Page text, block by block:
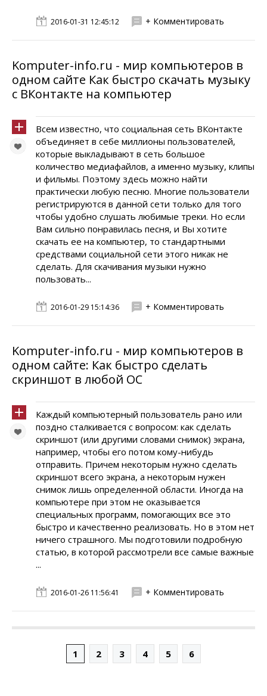
2016-01-31 12:45:12 + Комментировать
Komputer-info.ru - мир компьютеров в
одном сайте Как быстро скачать музыку
с ВКонтакте на компьютер
Всем известно, что социальная сеть ВКонтакте
объединяет в себе миллионы пользователей,
которые выкладывают в сеть большое
количество медиафайлов, а именно музыку, клипы
и фильмы. Поэтому здесь можно найти
практически любую песню. Многие пользователи
регистрируются в данной сети только для того
чтобы удобно слушать любимые треки. Но если
Вам сильно понравилась песня, и Вы хотите
скачать ее на компьютер, то стандартными
средствами социальной сети этого никак не
сделать. Для скачивания музыки нужно
пользовать...
2016-01-29 15:14:36 + Комментировать
Komputer-info.ru - мир компьютеров в
одном сайте: Как быстро сделать
скриншот в любой ОС
Каждый компьютерный пользователь рано или
поздно сталкивается с вопросом: как сделать
скриншот (или другими словами снимок) экрана,
например, чтобы его потом кому-нибудь
отправить. Причем некоторым нужно сделать
скриншот всего экрана, а некоторым нужен
снимок лишь определенной области. Иногда на
компьютере при этом не оказывается
специальных программ, помогающих все это
быстро и качественно реализовать. Но в этом нет
ничего страшного. Мы подготовили подробную
статью, в которой рассмотрели все самые важные
...
2016-01-26 11:56:41 + Комментировать
1 2 3 4 5 6